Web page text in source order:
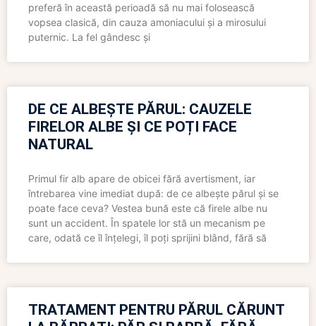
preferă în această perioadă să nu mai folosească
vopsea clasică, din cauza amoniacului și a mirosului
puternic. La fel gândesc și
DE CE ALBEȘTE PĂRUL: CAUZELE
FIRELOR ALBE ȘI CE POȚI FACE
NATURAL
Primul fir alb apare de obicei fără avertisment, iar
întrebarea vine imediat după: de ce albește părul și se
poate face ceva? Vestea bună este că firele albe nu
sunt un accident. În spatele lor stă un mecanism pe
care, odată ce îl înțelegi, îl poți sprijini blând, fără să
TRATAMENT PENTRU PĂRUL CĂRUNT